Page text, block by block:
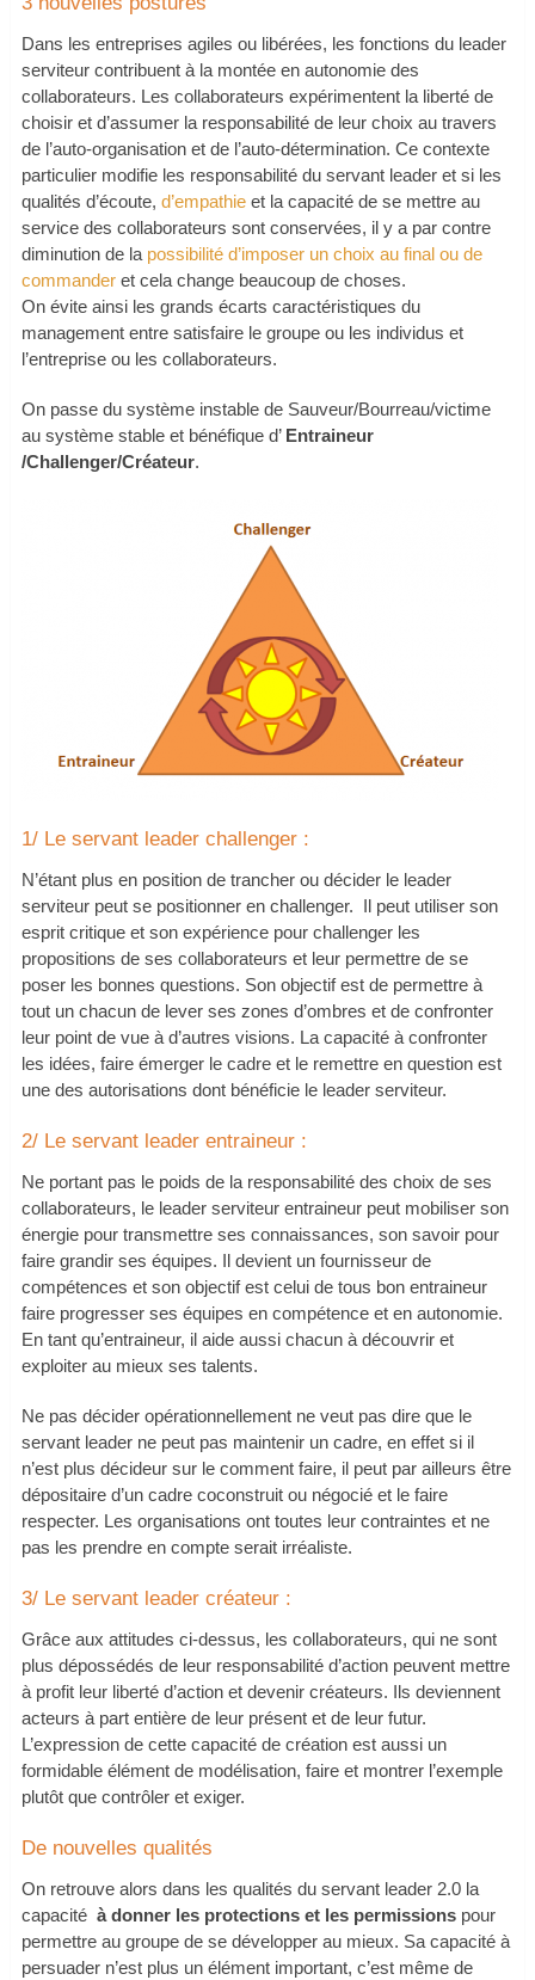
Dans les entreprises agiles ou libérées, les fonctions du leader
serviteur contribuent à la montée en autonomie des
collaborateurs. Les collaborateurs expérimentent la liberté de
choisir et d’assumer la responsabilité de leur choix au travers
de l’auto-organisation et de l’auto-détermination. Ce contexte
particulier modifie les responsabilité du servant leader et si les
qualités d’écoute, d’empathieet la capacité de se mettre au
service des collaborateurs sont conservées, il y a par contre
diminution de la possibilité d’imposer un choix au final ou de
commanderet cela change beaucoup de choses.
On évite ainsi les grands écarts caractéristiques du
management entre satisfaire le groupe ou les individus et
l’entreprise ou les collaborateurs.
On passe du système instable de Sauveur/Bourreau/victime
au système stable et bénéfique d’ Entraineur
/Challenger/Créateur.
1/ Le servant leader challenger :
N’étant plus en position de trancher ou décider le leader
serviteur peut se positionner en challenger. Il peut utiliser son
esprit critique et son expérience pour challenger les
propositions de ses collaborateurs et leur permettre de se
poser les bonnes questions. Son objectif est de permettre à
tout un chacun de lever ses zones d’ombres et de confronter
leur point de vue à d’autres visions. La capacité à confronter
les idées, faire émerger le cadre et le remettre en question est
une des autorisations dont bénéficie le leader serviteur.
2/ Le servant leader entraineur :
Ne portant pas le poids de la responsabilité des choix de ses
collaborateurs, le leader serviteur entraineur peut mobiliser son
énergie pour transmettre ses connaissances, son savoir pour
faire grandir ses équipes. Il devient un fournisseur de
compétences et son objectif est celui de tous bon entraineur
faire progresser ses équipes en compétence et en autonomie.
En tant qu’entraineur, il aide aussi chacun à découvrir et
exploiter au mieux ses talents.
Ne pas décider opérationnellement ne veut pas dire que le
servant leader ne peut pas maintenir un cadre, en effet si il
n’est plus décideur sur le comment faire, il peut par ailleurs être
dépositaire d’un cadre coconstruit ou négocié et le faire
respecter. Les organisations ont toutes leur contraintes et ne
pas les prendre en compte serait irréaliste.
3/ Le servant leader créateur :
Grâce aux attitudes ci-dessus, les collaborateurs, qui ne sont
plus dépossédés de leur responsabilité d’action peuvent mettre
à profit leur liberté d’action et devenir créateurs. Ils deviennent
acteurs à part entière de leur présent et de leur futur.
L’expression de cette capacité de création est aussi un
formidable élément de modélisation, faire et montrer l’exemple
plutôt que contrôler et exiger.
De nouvelles qualités
On retrouve alors dans les qualités du servant leader 2.0 la
capacité à donner les protections et les permissionspour
permettre au groupe de se développer au mieux. Sa capacité à
persuader n’est plus un élément important, c’est même de